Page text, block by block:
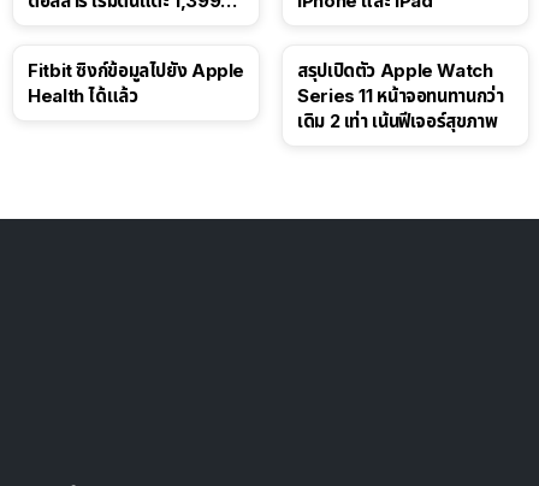
Fitbit ซิงก์ข้อมูลไปยัง Apple
Health ได้แล้ว
สรุปเปิดตัว Apple Watch
Series 11 หน้าจอทนทานกว่า
เดิม 2 เท่า เน้นฟีเจอร์สุขภาพ